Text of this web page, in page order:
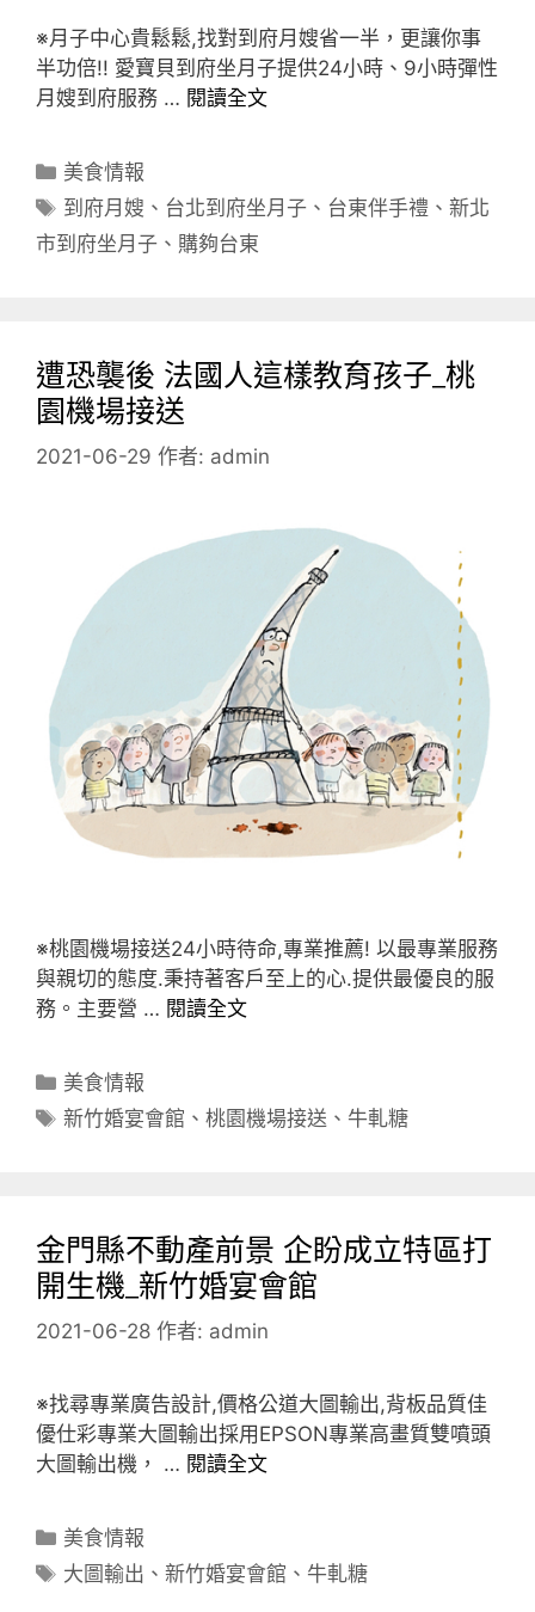
※月子中心貴鬆鬆,找對到府月嫂省一半，更讓你事
半功倍!! 愛寶貝到府坐月子提供24小時、9小時彈性
月嫂到府服務 … 閱讀全文
分
類
美食情報
標
籤
到府月嫂 、 台北到府坐月子 、 台東伴手禮 、新北
市到府坐月子 、 購夠台東
遭恐襲後 法國人這樣教育孩子_桃
園機場接送
2021-06-29 作者: admin
※桃園機場接送24小時待命,專業推薦! 以最專業服務
與親切的態度.秉持著客戶至上的心.提供最優良的服
務。主要營 … 閱讀全文
分
類
美食情報
標
新竹婚宴會館 、桃園機場接送 、 牛軋糖
金門縣不動產前景 企盼成立特區打
開生機_新竹婚宴會館
2021-06-28 作者: admin
※找尋專業廣告設計,價格公道大圖輸出,背板品質佳
優仕彩專業大圖輸出採用EPSON專業高畫質雙噴頭
大圖輸出機， … 閱讀全文
分
類
美食情報
標
大圖輸出 、新竹婚宴會館 、 牛軋糖